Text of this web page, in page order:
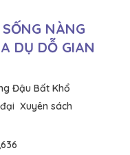
NÀNG
DỤ DỖ GIAN
Đậu Bất Khổ
Xuyên sách